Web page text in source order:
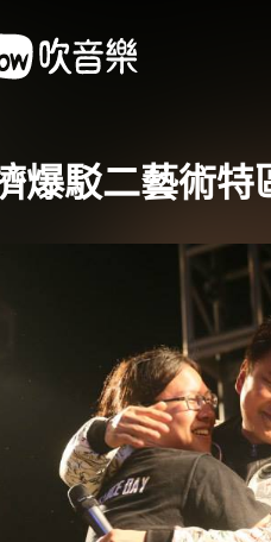
爆駁二藝術特